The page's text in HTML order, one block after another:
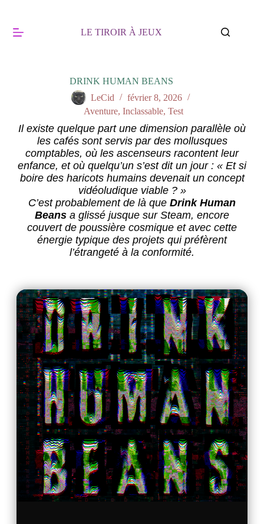
LE TIROIR À JEUX
DRINK HUMAN BEANS
LeCid
février 8, 2026
Aventure, Inclassable, Test
Il existe quelque part une dimension parallèle où
les cafés sont servis par des mollusques
comptables, où les ascenseurs racontent leur
enfance, et où quelqu’un s’est dit un jour : « Et si
boire des haricots humains devenait un concept
vidéoludique viable ? »
C’est probablement de là que Drink Human
Beans a glissé jusque sur Steam, encore
couvert de poussière cosmique et avec cette
énergie typique des projets qui préfèrent
l’étrangeté à la conformité.